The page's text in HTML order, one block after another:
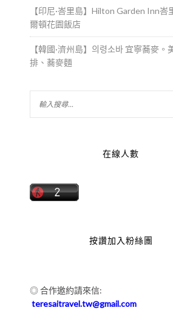
【印尼·峇里島】Hilton Garden Inn峇
爾頓花園飯店
【韓國·濟州島】의령소바 宜寧蕎麥。
排、蕎麥麵
在線人數
按讚加入粉絲團
◎ 合作邀約請來信:
teresaitravel.tw@gmail.com